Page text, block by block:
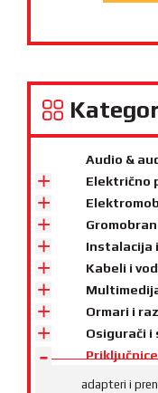
Audio &
Električno
Instalacija
Kabeli i
Ormari i
Osigurači i
adapteri i